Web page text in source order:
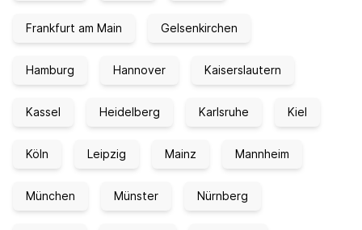
Frankfurt am Main Gelsenkirchen
Hamburg Hannover Kaiserslautern
Kassel Heidelberg Karlsruhe Kiel
Köln Leipzig Mainz Mannheim
München Münster Nürnberg